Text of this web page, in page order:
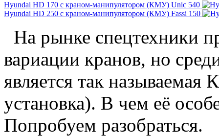
Hyundai HD 170 c краном-манипулятором (КМУ) Unic 540
Hyundai HD 250 c краном-манипулятором (КМУ) Fassi 150
На рынке спецтехники
вариации кранов, но
является так
установка). В чем её
Попробуем разобраться.